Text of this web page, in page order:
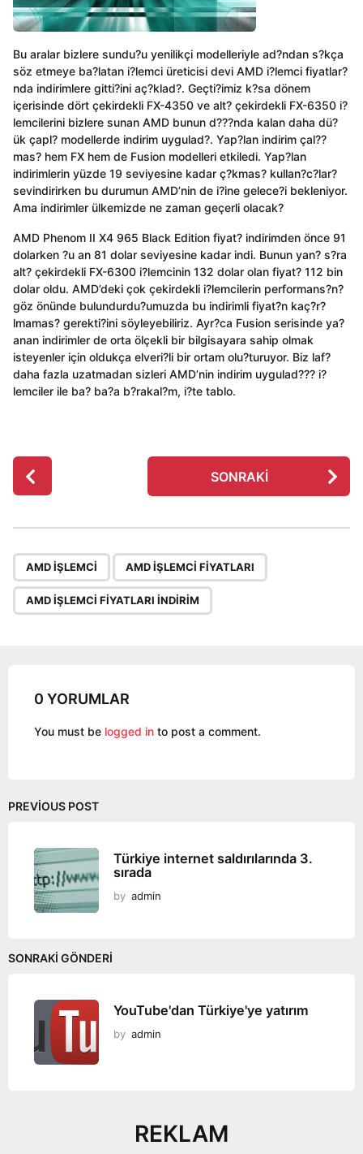
o
Bu aralar bizlere sundu?u yenilikçi modelleriyle ad?ndan s?kça
söz etmeye ba?latan i?lemci üreticisi devi AMD i?lemci fiyatlar?
nda indirimlere gitti?ini aç?klad?. Geçti?imiz k?sa dönem
içerisinde dört çekirdekli FX-4350 ve alt? çekirdekli FX-6350 i?
lemcilerini bizlere sunan AMD bunun d???nda kalan daha dü?
ük çapl? modellerde indirim uygulad?. Yap?lan indirim çal??
mas? hem FX hem de Fusion modelleri etkiledi. Yap?lan
indirimlerin yüzde 19 seviyesine kadar ç?kmas? kullan?c?lar?
sevindirirken bu durumun AMD’nin de i?ine gelece?i bekleniyor.
Ama indirimler ülkemizde ne zaman geçerli olacak?
AMD Phenom II X4 965 Black Edition fiyat? indirimden önce 91
dolarken ?u an 81 dolar seviyesine kadar indi. Bunun yan? s?ra
alt? çekirdekli FX-6300 i?lemcinin 132 dolar olan fiyat? 112 bin
dolar oldu. AMD’deki çok çekirdekli i?lemcilerin performans?n?
göz önünde bulundurdu?umuzda bu indirimli fiyat?n kaç?r?
lmamas? gerekti?ini söyleyebiliriz. Ayr?ca Fusion serisinde ya?
anan indirimler de orta ölçekli bir bilgisayara sahip olmak
isteyenler için oldukça elveri?li bir ortam olu?turuyor. Biz laf?
daha fazla uzatmadan sizleri AMD’nin indirim uygulad??? i?
lemciler ile ba? ba?a b?rakal?m, i?te tablo.
P
o
t
P
a
g
i
SONRAKI
AMD IŞLEMCI AMD IŞLEMCI FIYATLARI
AMD IŞLEMCI FIYATLARI INDIRIM
0 YORUMLAR
You must be logged in to post a comment.
PREVIOUS POST
Türkiye internet saldırılarında 3.
sırada
by admin
SONRAKI GÖNDERI
YouTube'dan Türkiye'ye yatırım
by admin
REKLAM